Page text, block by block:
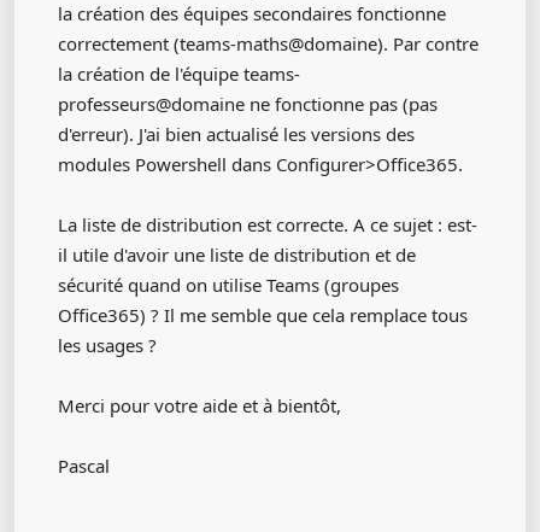
la création des équipes secondaires fonctionne
correctement (teams-maths@domaine). Par contre
la création de l'équipe teams-
professeurs@domaine ne fonctionne pas (pas
d'erreur). J'ai bien actualisé les versions des
modules Powershell dans Configurer>Office365.
La liste de distribution est correcte. A ce sujet : est-
il utile d'avoir une liste de distribution et de
sécurité quand on utilise Teams (groupes
Office365) ? Il me semble que cela remplace tous
les usages ?
Merci pour votre aide et à bientôt,
Pascal